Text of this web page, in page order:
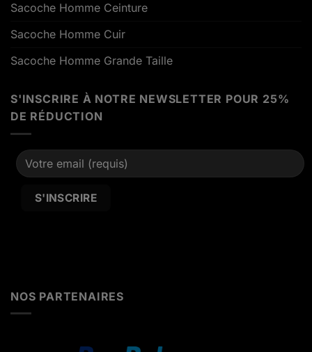
Sacoche Homme Ceinture
Sacoche Homme Cuir
Sacoche Homme Grande Taille
S'INSCRIRE À NOTRE NEWSLETTER POUR 25%
DE RÉDUCTION
NOS PARTENAIRES